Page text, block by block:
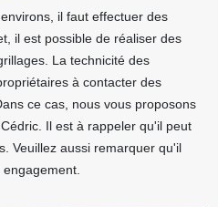
il faut effectuer des
il est possible de réaliser des
La technicité des
à contacter des
ce cas, nous vous proposons
Il est à rappeler qu'il peut
Veuillez aussi remarquer qu'il